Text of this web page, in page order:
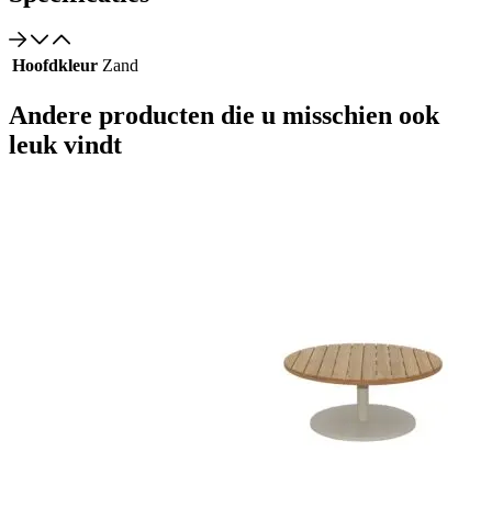
Hoofdkleur Zand
Andere producten die u misschien ook
leuk vindt